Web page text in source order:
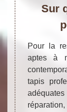
Sur
Pour la
aptes à
tapis